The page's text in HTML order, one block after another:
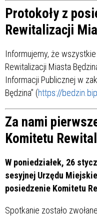
Protokoły z
Rewitalizacji
Informujemy, że
Rewitalizacji Miasta
Informacji Publicznej w
Będzina” (https://
Za nami
Komitetu
W poniedziałek, 26
sesyjnej Urzędu
posiedzenie Komitetu
Spotkanie zostało